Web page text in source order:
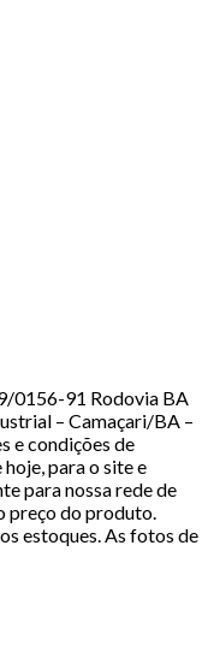
0156-91 Rodovia BA
– Camaçari/BA –
e condições de
para o site e
para nossa rede de
preço do produto.
estoques. As fotos de